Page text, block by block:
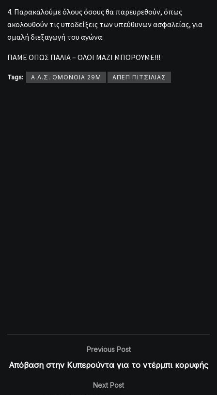
4. Παρακαλούμε όλους όσους θα παρευρεθούν, όπως
ακολουθούν τις υποδείξεις των υπεύθυνων ασφαλείας, για
ομαλή διεξαγωγή του αγώνα.
ΠΑΜΕ ΟΠΩΣ ΠΑΛΙΑ – ΟΛΟΙ ΜΑΖΙ ΜΠΟΡΟΥΜΕ!!!
Tags: Α.Λ.Σ. ΟΜΟΝΟΙΑ 29Μ ΑΠΕΠ ΠΙΤΣΙΛΙΑΣ
Previous Post
Απόβαση στην Κυπερούντα για το ντέρμπι κορυφής
Next Post